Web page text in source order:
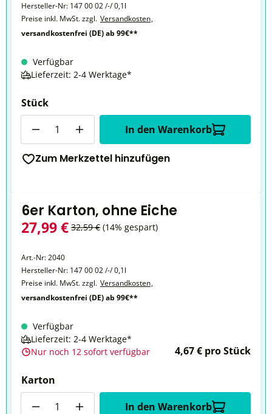
Hersteller-Nr: 147 00 02 /-/ 0,1l
Preise inkl. MwSt. zzgl. Versandkosten,
versandkostenfrei (DE) ab 99€**
Verfügbar
Lieferzeit: 2-4 Werktage*
Stück
In den Warenkorb
Zum Merkzettel hinzufügen
6er Karton, ohne Eiche
27,99 € 32,59 € (14% gespart)
Art.-Nr:2040
Hersteller-Nr: 147 00 02 /-/ 0,1l
Preise inkl. MwSt. zzgl. Versandkosten,
versandkostenfrei (DE) ab 99€**
Verfügbar
Lieferzeit: 2-4 Werktage*
Nur noch 12 sofort verfügbar
4,67 € pro Stück
Karton
In den Warenkorb